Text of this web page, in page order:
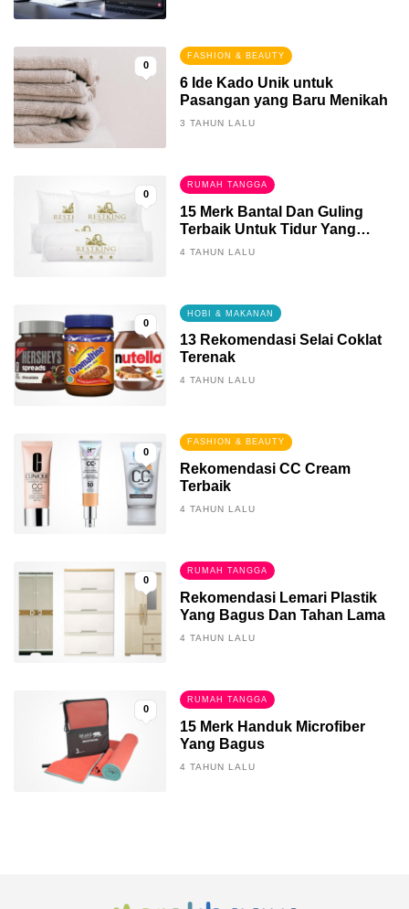
0
FASHION & BEAUTY
6 Ide Kado Unik untuk
Pasangan yang Baru Menikah
3 TAHUN LALU
0
RUMAH TANGGA
15 Merk Bantal Dan Guling
Terbaik Untuk Tidur Yang
Berkualitas
4 TAHUN LALU
0
HOBI & MAKANAN
13 Rekomendasi Selai Coklat
Terenak
4 TAHUN LALU
0
FASHION & BEAUTY
Rekomendasi CC Cream
Terbaik
4 TAHUN LALU
0
RUMAH TANGGA
Rekomendasi Lemari Plastik
Yang Bagus Dan Tahan Lama
4 TAHUN LALU
0
RUMAH TANGGA
15 Merk Handuk Microfiber
Yang Bagus
4 TAHUN LALU